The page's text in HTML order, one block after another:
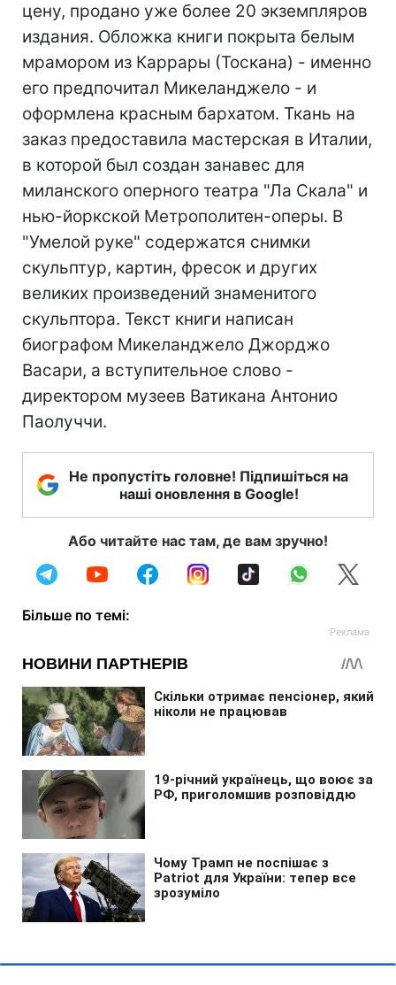
цену, продано уже более 20 экземпляров
издания. Обложка книги покрыта белым
мрамором из Каррары (Тоскана) - именно
его предпочитал Микеланджело - и
оформлена красным бархатом. Ткань на
заказ предоставила мастерская в Италии,
в которой был создан занавес для
миланского оперного театра "Ла Скала" и
нью-йоркской Метрополитен-оперы. В
"Умелой руке" содержатся снимки
скульптур, картин, фресок и других
великих произведений знаменитого
скульптора. Текст книги написан
биографом Микеланджело Джорджо
Васари, а вступительное слово -
директором музеев Ватикана Антонио
Паолуччи.
Не пропустіть головне! Підпишіться на
наші оновлення в Google!
Або читайте нас там, де вам зручно!
Більше по темі: